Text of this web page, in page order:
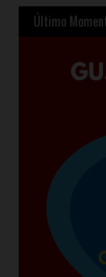
Último
nuevo Centro